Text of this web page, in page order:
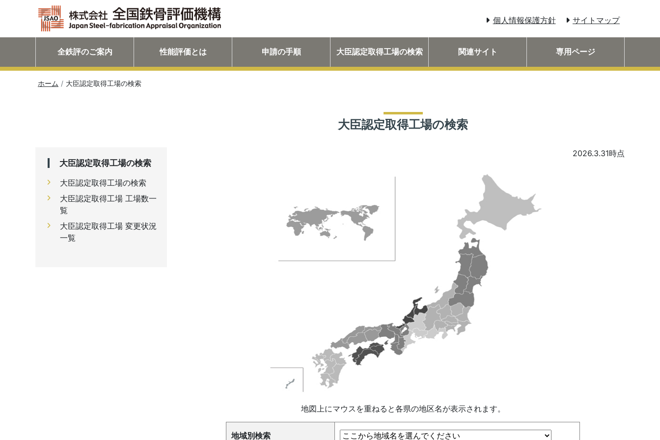
個人情報保護方針 サイトマップ
全鉄評のご案内 性能評価とは 申請の手順 大臣認定取得工場の検索 関連サイト 専用ページ
ホーム 大臣認定取得工場の検索
大臣認定取得工場の検索
大臣認定取得工場の検索
大臣認定取得工場 工場数一
覧
大臣認定取得工場 変更状況
一覧
大臣認定取得工場の検索
2026.3.31時点
地図上にマウスを重ねると各県の地区名が表示されます。
地域別検索